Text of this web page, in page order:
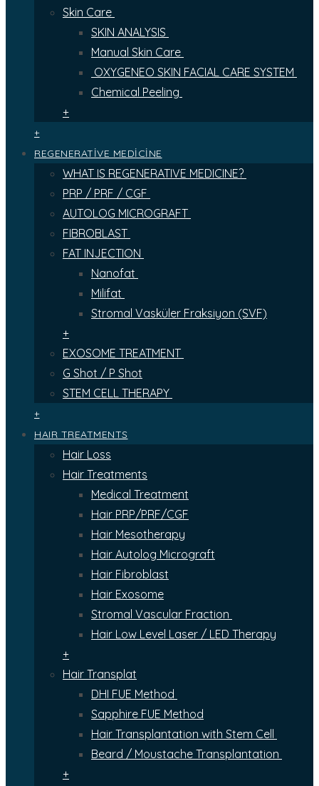
Skin Care
SKIN ANALYSIS
Manual Skin Care
OXYGENEO SKIN FACIAL CARE SYSTEM
Chemical Peeling
+
+
REGENERATİVE MEDİCİNE
WHAT IS REGENERATIVE MEDICINE?
PRP / PRF / CGF
AUTOLOG MICROGRAFT
FIBROBLAST
FAT INJECTION
Nanofat
Milifat
Stromal Vasküler Fraksiyon (SVF)
+
EXOSOME TREATMENT
G Shot / P Shot
STEM CELL THERAPY
+
HAIR TREATMENTS
Hair Loss
Hair Treatments
Medical Treatment
Hair PRP/PRF/CGF
Hair Mesotherapy
Hair Autolog Micrograft
Hair Fibroblast
Hair Exosome
Stromal Vascular Fraction
Hair Low Level Laser / LED Therapy
+
Hair Transplat
DHI FUE Method
Sapphire FUE Method
Hair Transplantation with Stem Cell
Beard / Moustache Transplantation
+